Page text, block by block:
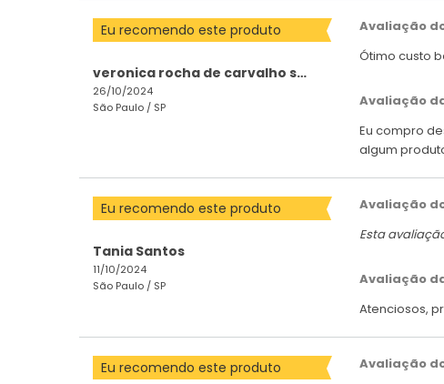
Eu recomendo este produto
veronica rocha de carvalho san
26/10/2024
São Paulo / SP
Avaliação
Ótimo custo
Avaliação
Eu compro
algum
Eu recomendo este produto
Tania Santos
11/10/2024
São Paulo / SP
Avaliação
Esta
Avaliação
Atenciosos,
Eu recomendo este produto
Avaliação